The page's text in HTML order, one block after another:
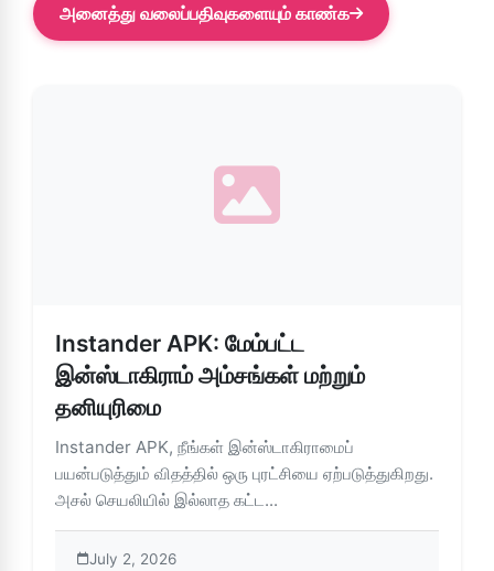
அனைத்து வலைப்பதிவுகளையும் காண்க
Instander APK: மேம்பட்ட
இன்ஸ்டாகிராம் அம்சங்கள் மற்றும்
தனியுரிமை
Instander APK, நீங்கள் இன்ஸ்டாகிராமைப்
பயன்படுத்தும் விதத்தில் ஒரு புரட்சியை ஏற்படுத்துகிறது.
அசல் செயலியில் இல்லாத கட்ட...
July 2, 2026